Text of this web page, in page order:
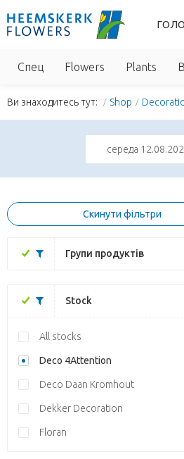
Спец Flowers Plants
Ви знаходитесь тут: Shop
середа
Скинути фільтри
Групи продуктів
Stock
All stocks
Deco 4Attention
Deco Daan Kromhout
Dekker Decoration
Floran